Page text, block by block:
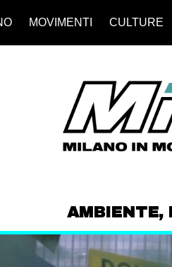
MOVIMENTI CULTURE
AMBIENTE,